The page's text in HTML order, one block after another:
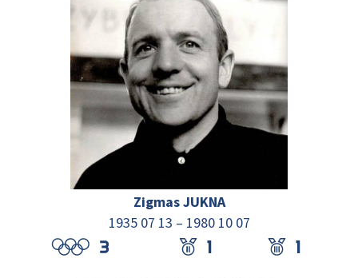
Zigmas JUKNA
1935 07 13 – 1980 10 07